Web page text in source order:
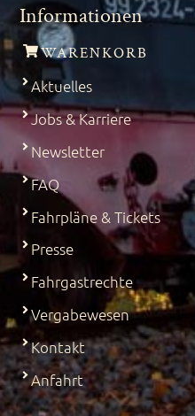
Informationen
WARENKORB
Aktuelles
Jobs & Karriere
Newsletter
FAQ
Fahrpläne & Tickets
Presse
Fahrgastrechte
Vergabewesen
Kontakt
Anfahrt